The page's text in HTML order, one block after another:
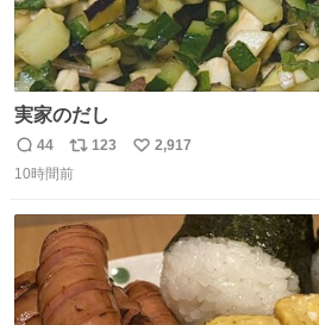
実家のだし
返
信
44
リ
ポ
ト
数
123
い
2,917
10時間前